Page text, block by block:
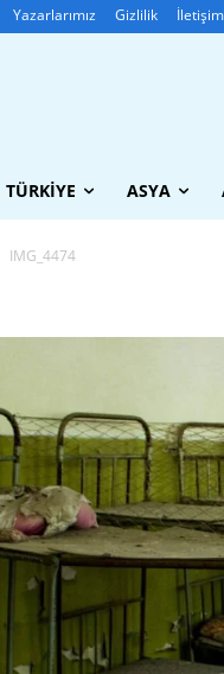
Yazarlarımız Gizlilik İletişim
TÜRKIYE ASYA
IMG_4474